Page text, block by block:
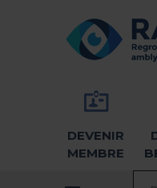
RETOUR À LA
DEVENIR
MEMBRE